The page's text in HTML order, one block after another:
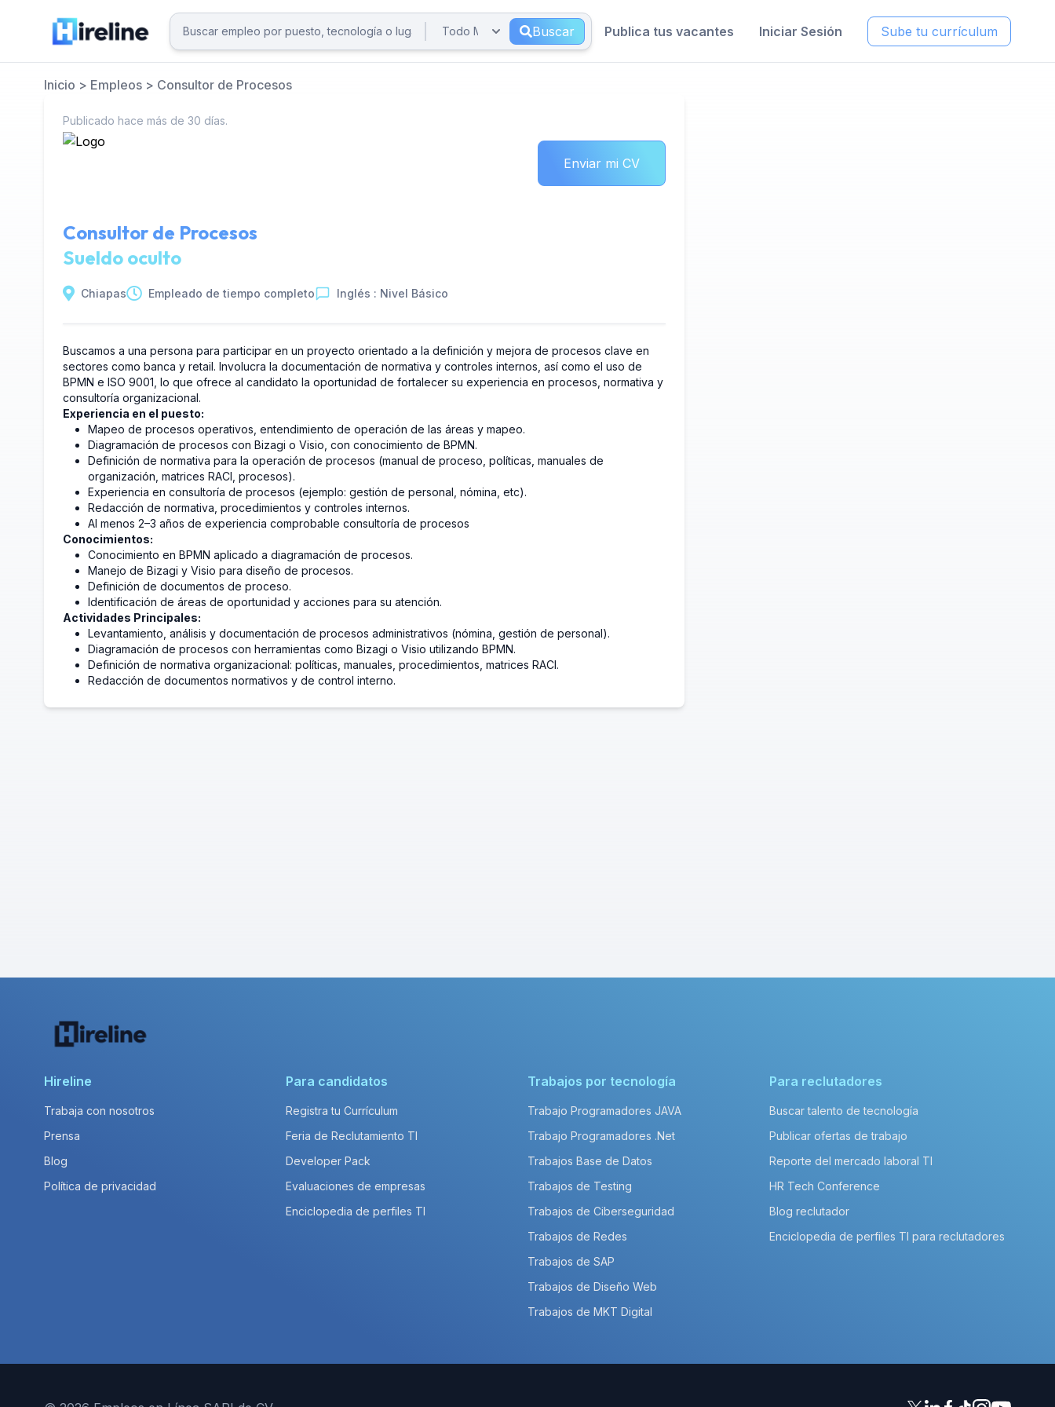
Buscar Publica tus vacantes Iniciar Sesión Sube tu currículum
Inicio > Empleos > Consultor de Procesos
Publicado hace más de 30 días.
Enviar mi CV
Consultor de Procesos
Sueldo oculto
Chiapas Empleado de tiempo completo Inglés : Nivel Básico
Buscamos a una persona para participar en un proyecto orientado a la definición y mejora de procesos clave en
sectores como banca y retail. Involucra la documentación de normativa y controles internos, así como el uso de
BPMN e ISO 9001, lo que ofrece al candidato la oportunidad de fortalecer su experiencia en procesos, normativa y
consultoría organizacional.
Experiencia en el puesto:
Mapeo de procesos operativos, entendimiento de operación de las áreas y mapeo.
Diagramación de procesos con Bizagi o Visio, con conocimiento de BPMN.
Definición de normativa para la operación de procesos (manual de proceso, políticas, manuales de
organización, matrices RACI, procesos).
Experiencia en consultoría de procesos (ejemplo: gestión de personal, nómina, etc).
Redacción de normativa, procedimientos y controles internos.
Al menos 2–3 años de experiencia comprobable consultoría de procesos
Conocimientos:
Conocimiento en BPMN aplicado a diagramación de procesos.
Manejo de Bizagi y Visio para diseño de procesos.
Definición de documentos de proceso.
Identificación de áreas de oportunidad y acciones para su atención.
Actividades Principales:
Levantamiento, análisis y documentación de procesos administrativos (nómina, gestión de personal).
Diagramación de procesos con herramientas como Bizagi o Visio utilizando BPMN.
Definición de normativa organizacional: políticas, manuales, procedimientos, matrices RACI.
Redacción de documentos normativos y de control interno.
Hireline
Trabaja con nosotros
Prensa
Blog
Política de privacidad
Para candidatos
Registra tu Currículum
Feria de Reclutamiento TI
Developer Pack
Evaluaciones de empresas
Enciclopedia de perfiles TI
Trabajos por tecnología
Trabajo Programadores JAVA
Trabajo Programadores .Net
Trabajos Base de Datos
Trabajos de Testing
Trabajos de Ciberseguridad
Trabajos de Redes
Trabajos de SAP
Trabajos de Diseño Web
Trabajos de MKT Digital
Para reclutadores
Buscar talento de tecnología
Publicar ofertas de trabajo
Reporte del mercado laboral TI
HR Tech Conference
Blog reclutador
Enciclopedia de perfiles TI para reclutadores